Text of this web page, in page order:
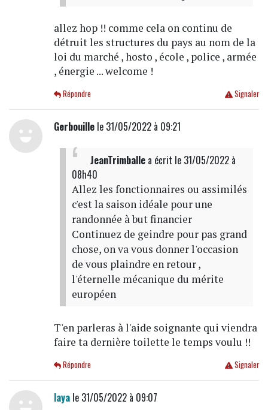
allez hop !! comme cela on continu de
détruit les structures du pays au nom de la
loi du marché , hosto , école , police , armée
, énergie ... welcome !
Signaler
Répondre
Gerbouillele 31/05/2022 à 09:21
JeanTrimballea écrit le 31/05/2022 à
08h40
Allez les fonctionnaires ou assimilés
c'est la saison idéale pour une
randonnée à but financier
Continuez de geindre pour pas grand
chose, on va vous donner l'occasion
de vous plaindre en retour ,
l'éternelle mécanique du mérite
européen
T'en parleras à l'aide soignante qui viendra
faire ta dernière toilette le temps voulu !!
Signaler
Répondre
layale 31/05/2022 à 09:07